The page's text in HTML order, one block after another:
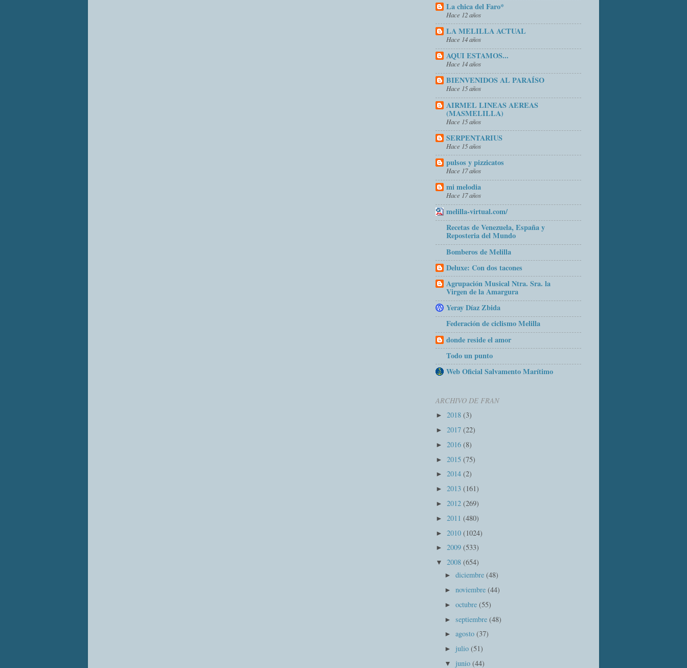
La chica del Faro*
Hace 12 años
LA MELILLA ACTUAL
Hace 14 años
AQUI ESTAMOS...
Hace 14 años
BIENVENIDOS AL PARAÍSO
Hace 15 años
AIRMEL LINEAS AEREAS
(MASMELILLA)
Hace 15 años
SERPENTARIUS
Hace 15 años
pulsos y pizzicatos
Hace 17 años
mi melodia
Hace 17 años
melilla-virtual.com/
Recetas de Venezuela, España y
Reposteria del Mundo
Bomberos de Melilla
Deluxe: Con dos tacones
Agrupación Musical Ntra. Sra. la
Virgen de la Amargura
Yeray Díaz Zbida
Federación de ciclismo Melilla
donde reside el amor
Todo un punto
Web Oficial Salvamento Marítimo
ARCHIVO DE FRAN
► 2018 (3)
► 2017 (22)
► 2016 (8)
► 2015 (75)
► 2014 (2)
► 2013 (161)
► 2012 (269)
► 2011 (480)
► 2010 (1024)
► 2009 (533)
▼ 2008 (654)
►diciembre(48)
►noviembre(44)
►octubre(55)
►septiembre(48)
►agosto(37)
► julio(51)
▼ junio(44)